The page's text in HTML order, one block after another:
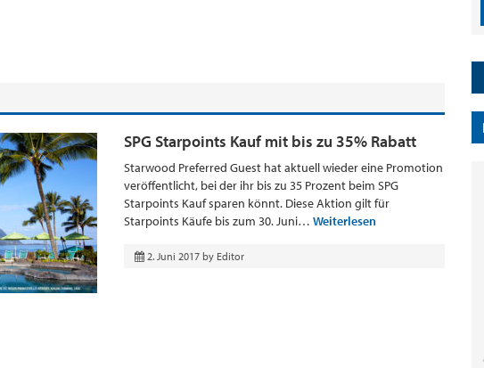
SPG Starpoints Kauf mit bis zu 35% Rabatt
Starwood Preferred Guest hat aktuell wieder eine Promotion
veröffentlicht, bei der ihr bis zu 35 Prozent beim SPG
Starpoints Kauf sparen könnt. Diese Aktion gilt für
Starpoints Käufe bis zum 30. Juni… Weiterlesen
2. Juni 2017 by Editor